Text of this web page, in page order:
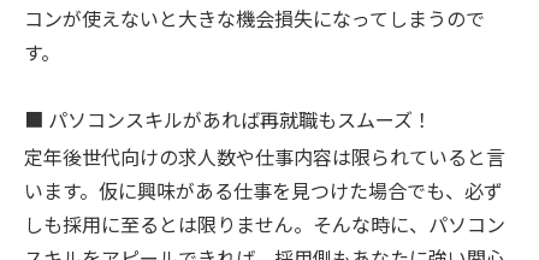
コンが使えないと大きな機会損失になってしまうので
す。
■ パソコンスキルがあれば再就職もスムーズ！
定年後世代向けの求人数や仕事内容は限られていると言
います。仮に興味がある仕事を見つけた場合でも、必ず
しも採用に至るとは限りません。そんな時に、パソコン